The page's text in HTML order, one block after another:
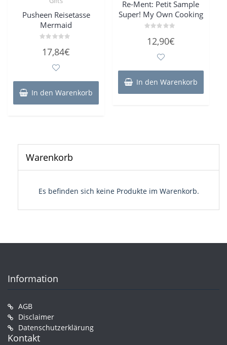
Pusheen Reisetasse
Mermaid
mit
17,84€
In den Warenkorb
Re-Ment: Petit Sample
Super! My Own Cooking
mit
12,90€
In den Warenkorb
Warenkorb
Es befinden sich keine Produkte im Warenkorb.
Information
AGB
Disclaimer
Datenschutzerklärung
Kontakt